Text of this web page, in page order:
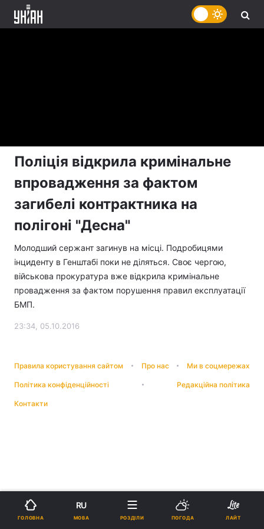
Поліція відкрила кримінальне
впровадження за фактом
загибелі контрактника на
полігоні "Десна"
Молодший сержант загинув на місці. Подробицями
інциденту в Генштабі поки не діляться. Своє чергою,
військова прокуратура вже відкрила кримінальне
провадження за фактом порушення правил експлуатації
БМП.
23:34, 05.10.2016
Правила користування сайтом Про нас Ми в соцмережах
Політика конфіденційності Редакційна політика
Контакти
ГОЛОВНА
RU
МОВА РОЗДІЛИ ПОГОДА ЛАЙТ